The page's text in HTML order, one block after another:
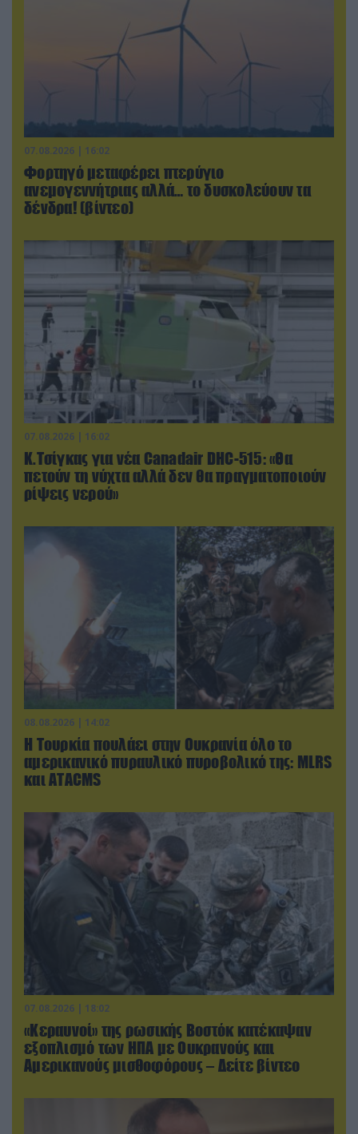
07.08.2026 | 16:02
Φορτηγό μεταφέρει πτερύγιο
ανεμογεννήτριας αλλά… το δυσκολεύουν τα
δένδρα! (βίντεο)
07.08.2026 | 16:02
Κ.Τσίγκας για νέα Canadair DHC-515: «Θα
πετούν τη νύχτα αλλά δεν θα πραγματοποιούν
ρίψεις νερού»
08.08.2026 | 14:02
Η Τουρκία πουλάει στην Ουκρανία όλο το
αμερικανικό πυραυλικό πυροβολικό της: MLRS
και ΑΤΑCMS
07.08.2026 | 18:02
«Κεραυνοί» της ρωσικής Βοστόκ κατέκαψαν
εξοπλισμό των ΗΠΑ με Ουκρανούς και
Αμερικανούς μισθοφόρους – Δείτε βίντεο